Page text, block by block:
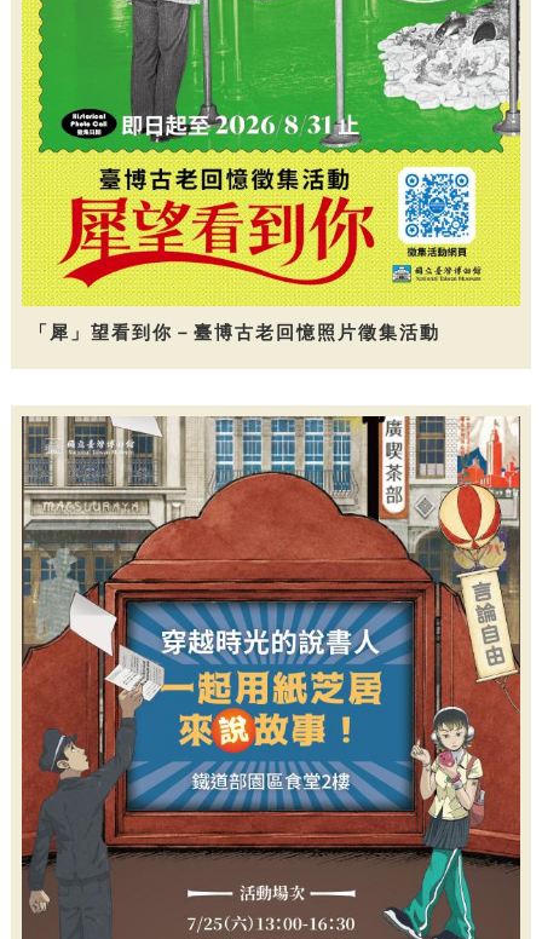
「犀」望看到你－臺博古老回憶照片徵集活動